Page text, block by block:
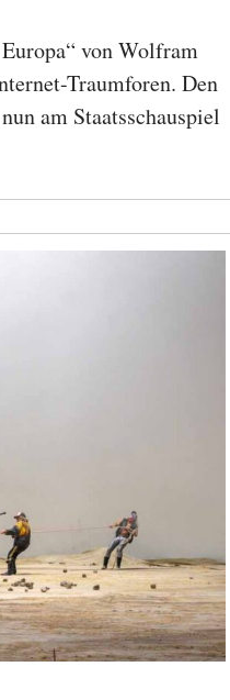
von Wolfram
Traumforen. Den
am Staatsschauspiel